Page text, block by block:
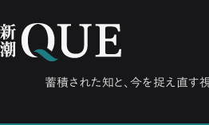
蓄積された知と、今を捉え直す